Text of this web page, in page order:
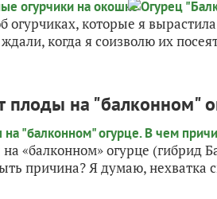
огурчиках, которые я
когда я соизволю их
плоды на "балконном"
«балконном» огурце (гибрид
причина? Я думаю, нехватка